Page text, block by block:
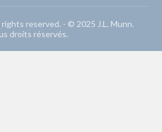
reserved. - © 2025 J.L. Munn.
droits réservés.